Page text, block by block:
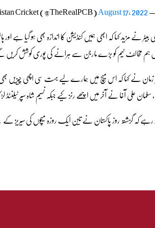
— Pakistan
August 17, 2022
بیٹر نے مزید کہا کہ ابھی ہمیں کنڈیشن کا اندازہ بھی ہو گیا
ہم مخالف ٹیم کو بڑے مارجن سے ہرانے کی پوری کوشش
زمان نے کہا کہ اس میچ میں ہمارے لیے بہت سی اچھی چیزیں
سلمان علی آغا نے آخر میں اچھے رنز کیے جبکہ نسیم شاہ سپر
کہ گزشتہ روز پاکستان نے تین ایک روزہ میچوں کی سیریز کے پہلے میچ